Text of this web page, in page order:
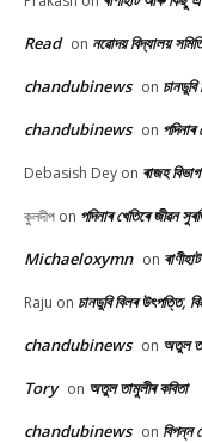
Read on নৱোদয় বিদ্যালয়
chandubinews on
chandubinews on
Debasish Dey on ৰাজহ
কুলদীপ on পদিনাৰ খেতিৰে জীৱন
Michaeloxymn on
Raju on চানডুবি বিলৰ উৎপত্তি,
chandubinews on অতুল
Tory on অতুল তামুলীৰ কবিতা
chandubinews on বিপন্ন